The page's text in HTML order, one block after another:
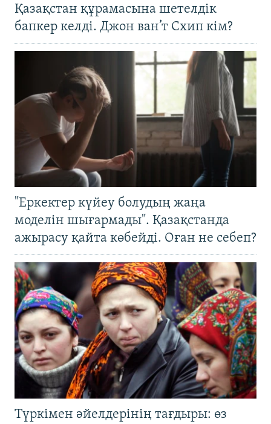
Қазақстан құрамасына шетелдік
бапкер келді. Джон ван’т Схип кім?
"Еркектер күйеу болудың жаңа
моделін шығармады". Қазақстанда
ажырасу қайта көбейді. Оған не себеп?
Түркімен әйелдерінің тағдыры: өз